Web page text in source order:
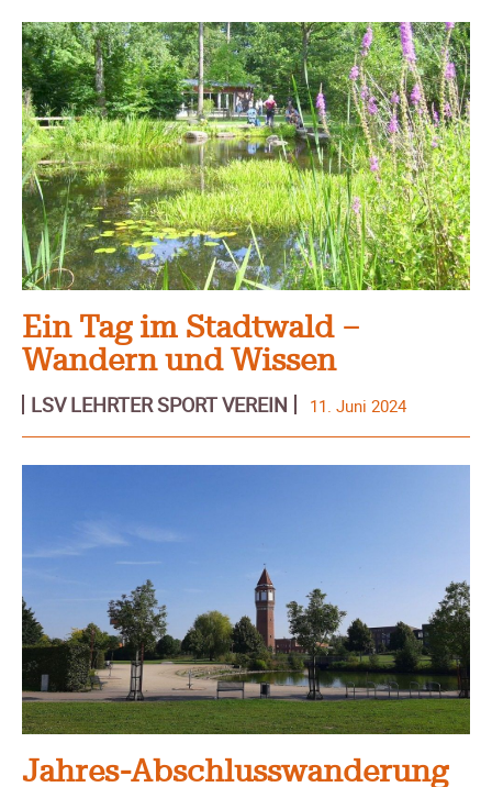
Ein Tag im Stadtwald –
Wandern und Wissen
LSV LEHRTER SPORT VEREIN 11. Juni 2024
Jahres-Abschlusswanderung